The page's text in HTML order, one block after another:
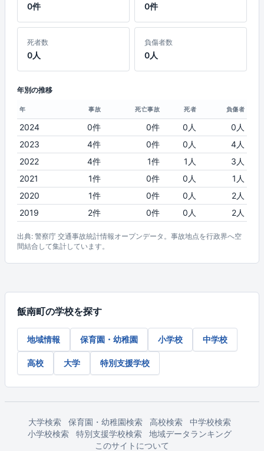
0件 0件
死者数
0人
負傷者数
0人
年別の推移
年 事故 死亡事故 死者 負傷者
2024 0件 0件 0人
0人
2023
4件 0件 0人
4人
2022
4件 1件 1人
3人
2021
1件 0件 0人
1人
2020
1件 0件 0人
2人
2019
2件 0件 0人 2人
出典: 警察庁 交通事故統計情報オープンデータ。事故地点を行政界へ空
間結合して集計しています。
飯南町の学校を探す
地域情報 保育園・幼稚園 小学校 中学校
高校 大学 特別支援学校
大学検索 保育園・幼稚園検索 高校検索
中学校検索
小学校検索
特別支援学校検索
地域データランキング
このサイトについて